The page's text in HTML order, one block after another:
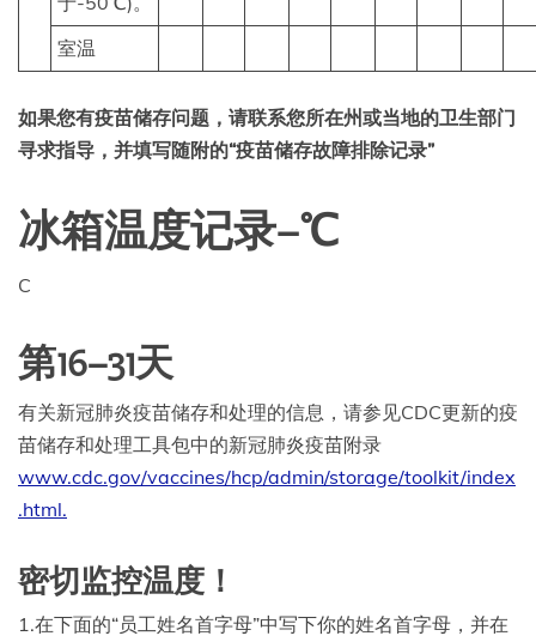
室温
如果您有疫苗储存问题，请联系您所在州或当地的卫生部门
寻求指导，并填写随附的“疫苗储存故障排除记录”
冰箱温度记录–℃
C
第16–31天
有关新冠肺炎疫苗储存和处理的信息，请参见CDC更新的疫
苗储存和处理工具包中的新冠肺炎疫苗附录
www.cdc.gov/vaccines/hcp/admin/storage/toolkit/index
.html.
密切监控温度！
1.在下面的“员工姓名首字母”中写下你的姓名首字母，并在